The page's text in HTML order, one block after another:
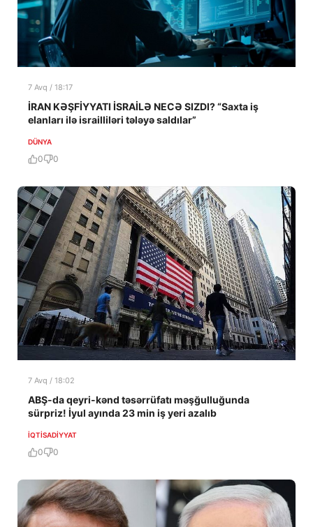
7 Avq / 18:17
İRAN KƏŞFİYYATI İSRAİLƏ NECƏ SIZDI? “Saxta iş
elanları ilə israilliləri tələyə saldılar”
DÜNYA
0 0
7 Avq / 18:02
ABŞ-da qeyri-kənd təsərrüfatı məşğulluğunda
sürpriz! İyul ayında 23 min iş yeri azalıb
İQTISADIYYAT
0 0